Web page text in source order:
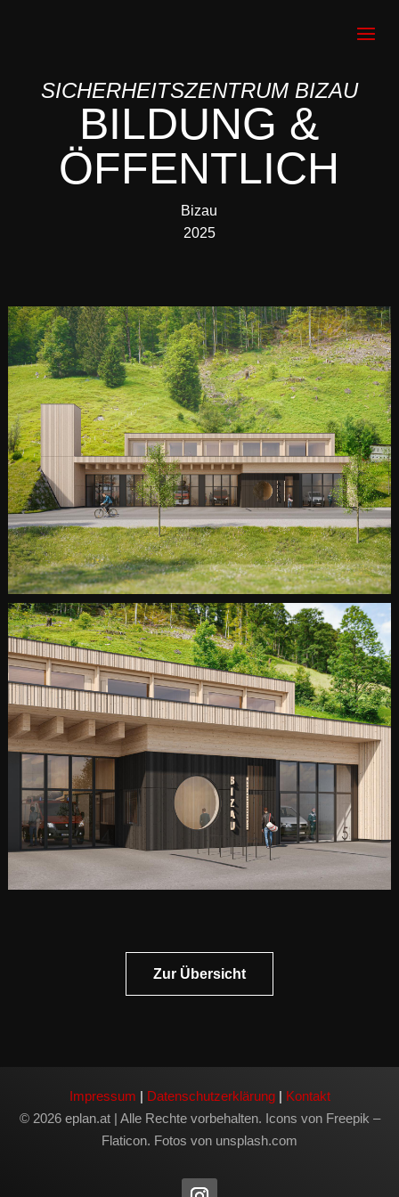
SICHERHEITSZENTRUM BIZAU
BILDUNG &
ÖFFENTLICH
Bizau
2025
Zur Übersicht
Impressum | Datenschutzerklärung| Kontakt
© 2026 eplan.at | Alle Rechte vorbehalten. Icons von Freepik –
Flaticon. Fotos von unsplash.com